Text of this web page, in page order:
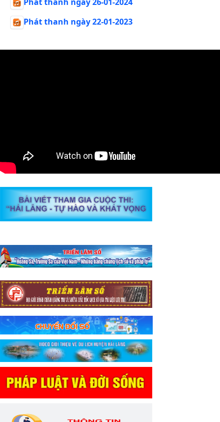
Phát thanh ngày 22-01-2023